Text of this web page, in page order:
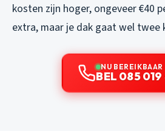
kosten zijn hoger, ongeveer €40
extra, maar je dak gaat wel twee
NU BEREIKBAAR
BEL 085 019